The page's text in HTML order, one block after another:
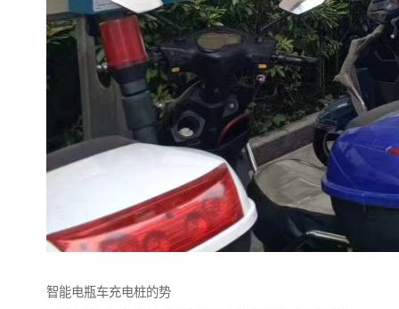
智能电瓶车充电桩的势